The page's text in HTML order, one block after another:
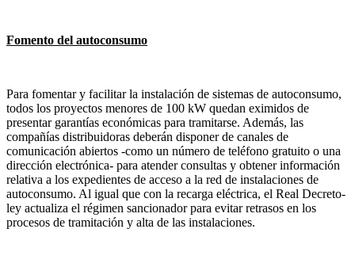
Fomento del autoconsumo
Para fomentar y facilitar la instalación de sistemas de autoconsumo,
todos los proyectos menores de 100 kW quedan eximidos de
presentar garantías económicas para tramitarse. Además, las
compañías distribuidoras deberán disponer de canales de
comunicación abiertos -como un número de teléfono gratuito o una
dirección electrónica- para atender consultas y obtener información
relativa a los expedientes de acceso a la red de instalaciones de
autoconsumo. Al igual que con la recarga eléctrica, el Real Decreto-
ley actualiza el régimen sancionador para evitar retrasos en los
procesos de tramitación y alta de las instalaciones.